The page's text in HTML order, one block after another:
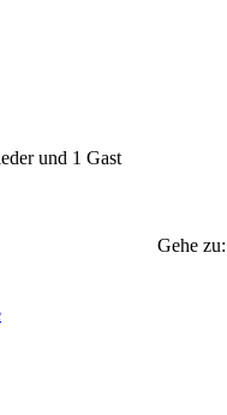
und 1 Gast
Gehe zu: